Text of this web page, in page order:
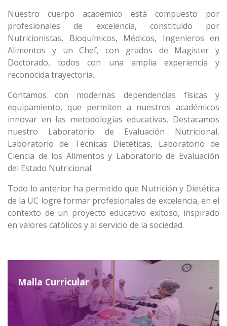
Nuestro cuerpo académico está compuesto por
profesionales de excelencia, constituido por
Nutricionistas, Bioquímicos, Médicos, Ingenieros en
Alimentos y un Chef, con grados de Magister y
Doctorado, todos con una amplia experiencia y
reconocida trayectoria.
Contamos con modernas dependencias físicas y
equipamiento, que permiten a nuestros académicos
innovar en las metodologías educativas. Destacamos
nuestro Laboratorio de Evaluación Nutricional,
Laboratorio de Técnicas Dietéticas, Laboratorio de
Ciencia de los Alimentos y Laboratorio de Evaluación
del Estado Nutricional.
Todo lo anterior ha permitido que Nutrición y Dietética
de la UC logre formar profesionales de excelencia, en el
contexto de un proyecto educativo exitoso, inspirado
en valores católicos y al servicio de la sociedad.
Malla Curricular